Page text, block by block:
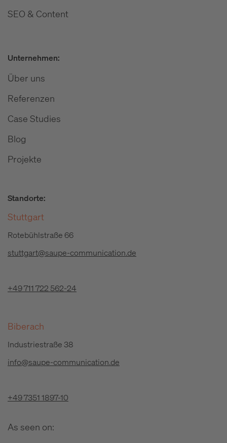
SEO & Content
Unternehmen:
Über uns
Referenzen
Case Studies
Blog
Projekte
Standorte:
Stuttgart
Rotebühlstraße 66
stuttgart@saupe-communication.de
+49 711 722 562-24
Biberach
Industriestraße 38
info@saupe-communication.de
+49 7351 1897-10
As seen on: